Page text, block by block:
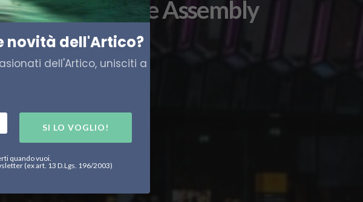
all’Arctic Circle Assembly
novità dell'Artico?
dell'Artico, unisciti a
SI LO VOGLIO!
quando vuoi.
(ex art. 13 D.Lgs. 196/2003)